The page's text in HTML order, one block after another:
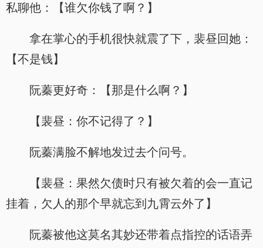
私聊他：【谁欠你钱了啊？】
拿在掌心的手机很快就震了下，裴昼回她：
【不是钱】
阮蓁更好奇：【那是什么啊？】
【裴昼：你不记得了？】
阮蓁满脸不解地发过去个问号。
【裴昼：果然欠债时只有被欠着的会一直记
挂着，欠人的那个早就忘到九霄云外了】
阮蓁被他这莫名其妙还带着点指控的话语弄